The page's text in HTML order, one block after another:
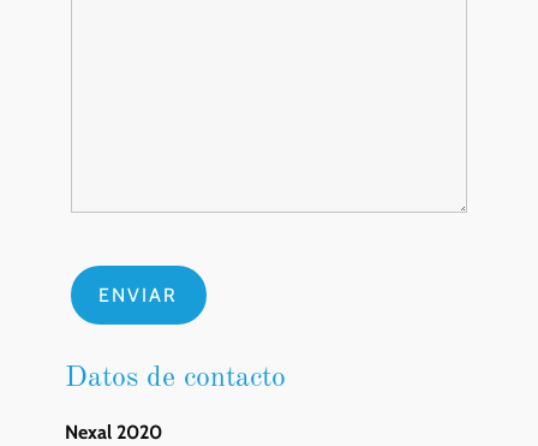
Datos de contacto
Nexal 2020